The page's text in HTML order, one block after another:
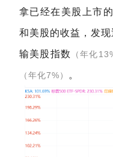
拿已经在美股上市
和美股的收益，发
输美股指数 （年化
（年化7%） 。